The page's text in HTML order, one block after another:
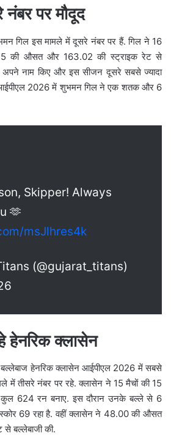
पर मौदूद
गिल इस मामले में दूसरे नंबर पर हैं. गिल ने 16
की औसत और 163.02 की स्ट्राइक रेट से
नाम किए और इस सीजन दूसरे सबसे ज्यादा
आईपीएल 2026 में शुभमन गिल ने एक शतक और 6
Skipper! Always
🫶
msJlhres4k
(@gujarat_titans)
हेनरिक क्लासेन
बल्लेबाज हेनरिक क्लासेन आईपीएल 2026 में सबसे
में तीसरे नंबर पर रहे. क्लासेन ने 15 मैचों की 15
कुल 624 रन बनाए. इस दौरान उनके बल्ले से 6
69 रहा है. वहीं क्लासेन ने 48.00 की औसत
बल्लेबाजी की.